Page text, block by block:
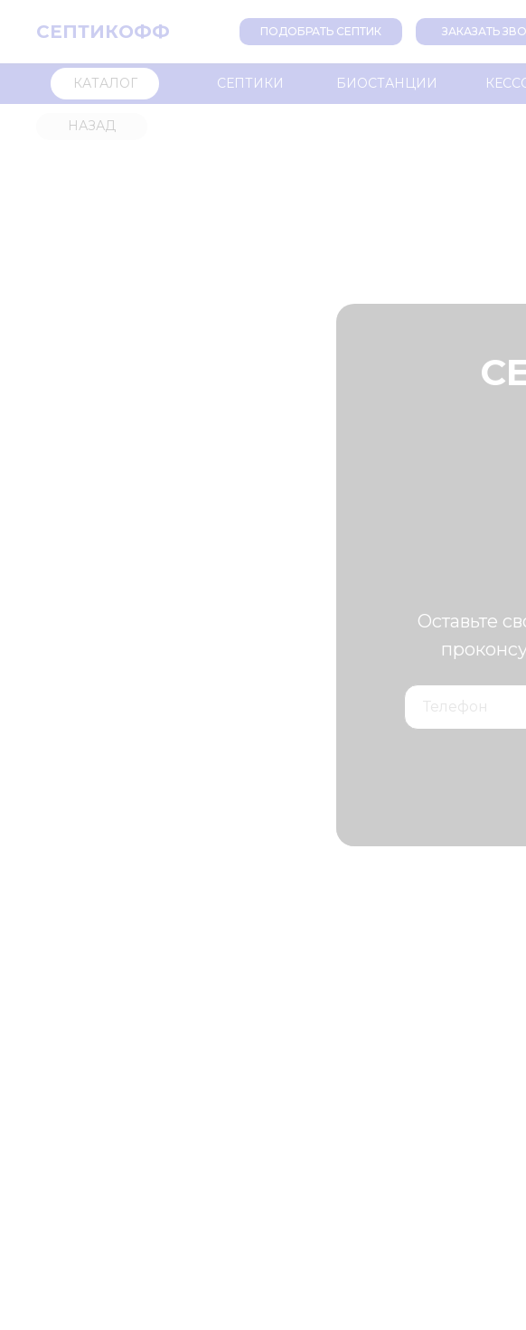
СЕПТИКОФФ ЗАКАЗАТЬ
ПОДОБРАТЬ СЕПТИК
КАТАЛОГ СЕПТИКИ БИОСТАНЦИИ
НАЗАД
Оставьте